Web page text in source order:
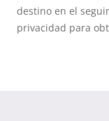
destino en el
privacidad para